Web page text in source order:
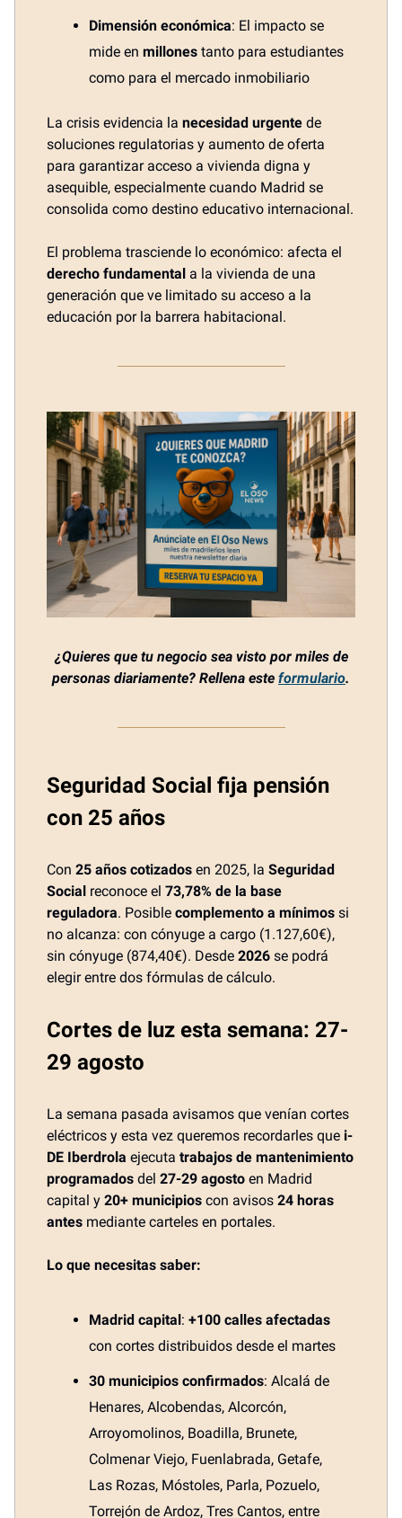
Dimensión económica: El impacto se
mide en millones tanto para estudiantes
como para el mercado inmobiliario
La crisis evidencia la necesidad urgente de
soluciones regulatorias y aumento de oferta
para garantizar acceso a vivienda digna y
asequible, especialmente cuando Madrid se
consolida como destino educativo internacional.
El problema trasciende lo económico: afecta el
derecho fundamental a la vivienda de una
generación que ve limitado su acceso a la
educación por la barrera habitacional.
¿Quieres que tu negocio sea visto por miles de
personas diariamente? Rellena este formulario.
Seguridad Social fija pensión
con 25 años
Con 25 años cotizados en 2025, la Seguridad
Social reconoce el 73,78% de la base
reguladora. Posible complemento a mínimos si
no alcanza: con cónyuge a cargo (1.127,60€),
sin cónyuge (874,40€). Desde 2026 se podrá
elegir entre dos fórmulas de cálculo.
Cortes de luz esta semana: 27-
29 agosto
La semana pasada avisamos que venían cortes
eléctricos y esta vez queremos recordarles que i-
DE Iberdrola ejecuta trabajos de mantenimiento
programados del 27-29 agosto en Madrid
capital y 20+ municipios con avisos 24 horas
antes mediante carteles en portales.
Lo que necesitas saber:
Madrid capital: +100 calles afectadas
con cortes distribuidos desde el martes
30 municipios confirmados: Alcalá de
Henares, Alcobendas, Alcorcón,
Arroyomolinos, Boadilla, Brunete,
Colmenar Viejo, Fuenlabrada, Getafe,
Las Rozas, Móstoles, Parla, Pozuelo,
Torrejón de Ardoz, Tres Cantos, entre